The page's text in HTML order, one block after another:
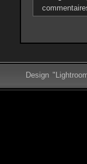
Design